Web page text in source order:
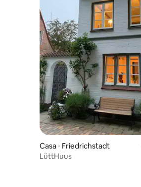
Casa ⋅ Friedrichstadt
LüttHuus